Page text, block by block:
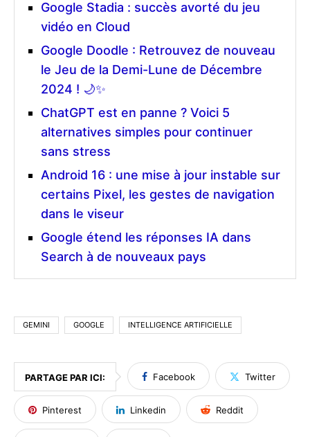
Google Stadia : succès avorté du jeu
vidéo en Cloud
Google Doodle : Retrouvez de nouveau
le Jeu de la Demi-Lune de Décembre
2024 ! 🌙✨
ChatGPT est en panne ? Voici 5
alternatives simples pour continuer
sans stress
Android 16 : une mise à jour instable sur
certains Pixel, les gestes de navigation
dans le viseur
Google étend les réponses IA dans
Search à de nouveaux pays
GEMINI GOOGLE INTELLIGENCE ARTIFICIELLE
PARTAGE PAR ICI: Facebook Twitter
Pinterest Linkedin Reddit